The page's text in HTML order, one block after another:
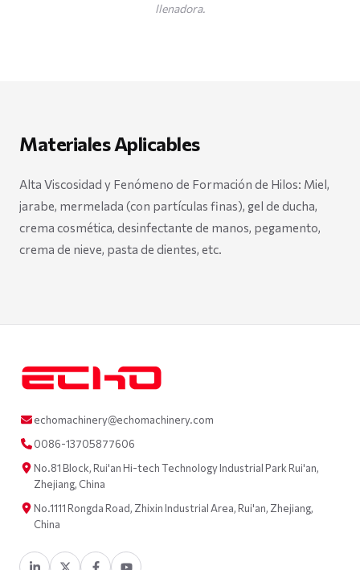
llenadora.
Materiales Aplicables
Alta Viscosidad y Fenómeno de Formación de Hilos: Miel,
jarabe, mermelada (con partículas finas), gel de ducha,
crema cosmética, desinfectante de manos, pegamento,
crema de nieve, pasta de dientes, etc.
echomachinery@echomachinery.com
0086-13705877606
No.81 Block, Rui'an Hi-tech Technology Industrial Park Rui'an,
Zhejiang, China
No.1111 Rongda Road, Zhixin Industrial Area, Rui'an, Zhejiang,
China